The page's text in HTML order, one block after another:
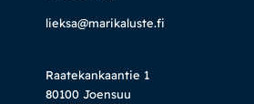
lieksa@marikaluste.fi
Raatekankaantie 1
80100 Joensuu